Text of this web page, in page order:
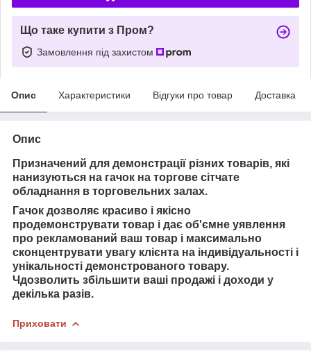
Що таке купити з Пром?
Замовлення під захистом
Опис Характеристики Відгуки про товар Доставка
Опис
Призначений для демонстрації різних товарів, які
нанизуються на гачок на торгове сітчате
обладнання в торговельних залах.
Гачок дозволяє красиво і якісно
продемонструвати товар і дає об'ємне уявлення
про рекламований ваш товар і максимально
сконцентрувати увагу клієнта на індивідуальності і
унікальності демонстрованого товару.
Чдозволить збільшити ваші продажі і доходи у
декілька разів.
Приховати